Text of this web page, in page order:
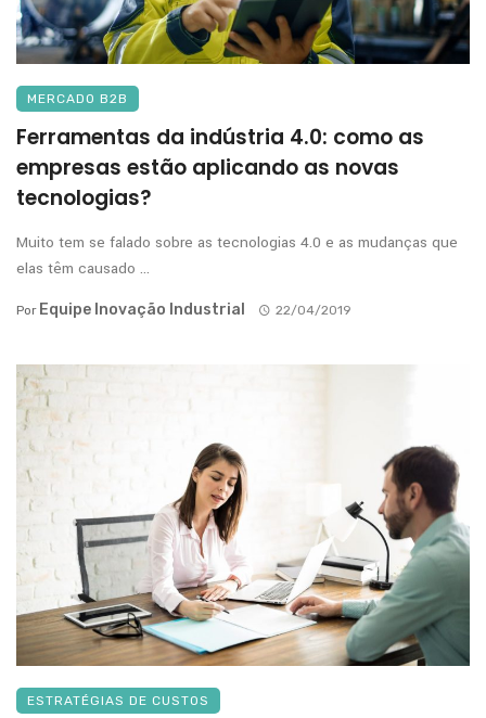
MERCADO B2B
Ferramentas da indústria 4.0: como as
empresas estão aplicando as novas
tecnologias?
Muito tem se falado sobre as tecnologias 4.0 e as mudanças que
elas têm causado ...
Por Equipe Inovação Industrial 22/04/2019
ESTRATÉGIAS DE CUSTOS